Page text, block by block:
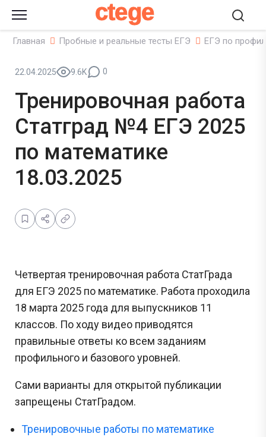
ctege
Главная Пробные и реальные тесты ЕГЭ ЕГЭ по
22.04.2025 9.6K 0
Тренировочная работа
Статград №4 ЕГЭ 2025
по математике
18.03.2025
Четвертая тренировочная работа СтатГрада
для ЕГЭ 2025 по математике. Работа проходила
18 марта 2025 года для выпускников 11
классов. По ходу видео приводятся
правильные ответы ко всем заданиям
профильного и базового уровней.
Сами варианты для открытой публикации
запрещены СтатГрадом.
Тренировочные работы по математике